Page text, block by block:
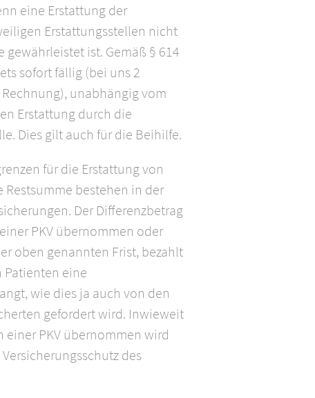
eine Erstattung der
Erstattungsstellen nicht
ist. Gemäß § 614
sofort fällig (bei uns 2
unabhängig vom
Erstattung durch die
Dies gilt auch für die Beihilfe.
für die Erstattung von
bestehen in der
Der Differenzbetrag
PKV übernommen oder
oben genannten Frist, bezahlt
Patienten eine
wie dies ja auch von den
gefordert wird. Inwieweit
einer PKV übernommen wird
des